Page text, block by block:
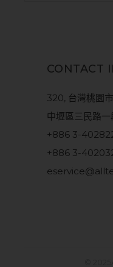
CONTACT
320, 台灣桃園市
中壢區三民路一
+886 3-
+886 3-